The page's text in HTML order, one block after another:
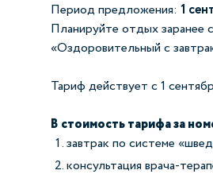
Период предложения: 1
Планируйте отдых заранее
«Оздоровительный с
Тариф действует с 1
В стоимость тарифа за
завтрак по системе
консультация врача-